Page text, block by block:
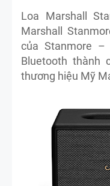
Loa Marshall
Marshall
của Stanmore
Bluetooth thành
thương hiệu Mỹ